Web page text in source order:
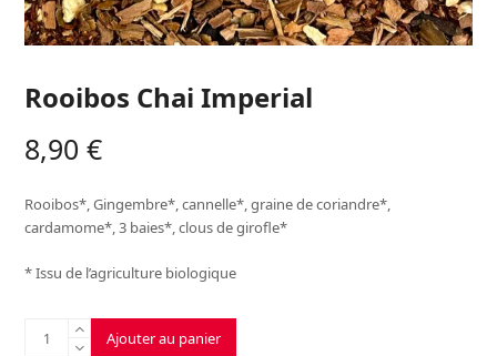
Rooibos Chai Imperial
8,90€
Rooibos*, Gingembre*, cannelle*, graine de coriandre*,
cardamome*, 3 baies*, clous de girofle*
* Issu de l’agriculture biologique
quantité
Ajouter au panier